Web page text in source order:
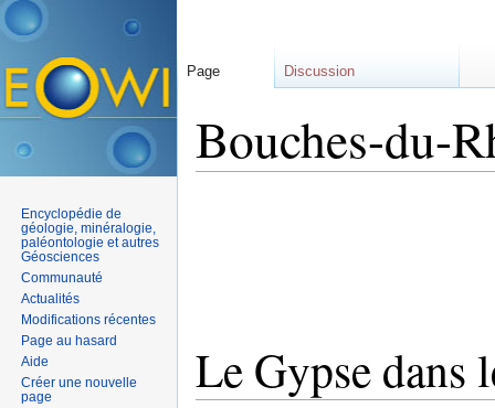
Bouches-du-
Le Gypse dans
Page Discussion
Encyclopédie de
géologie, minéralogie,
paléontologie et autres
Géosciences
Communauté
Actualités
Modifications récentes
Page au hasard
Aide
Créer une nouvelle
page